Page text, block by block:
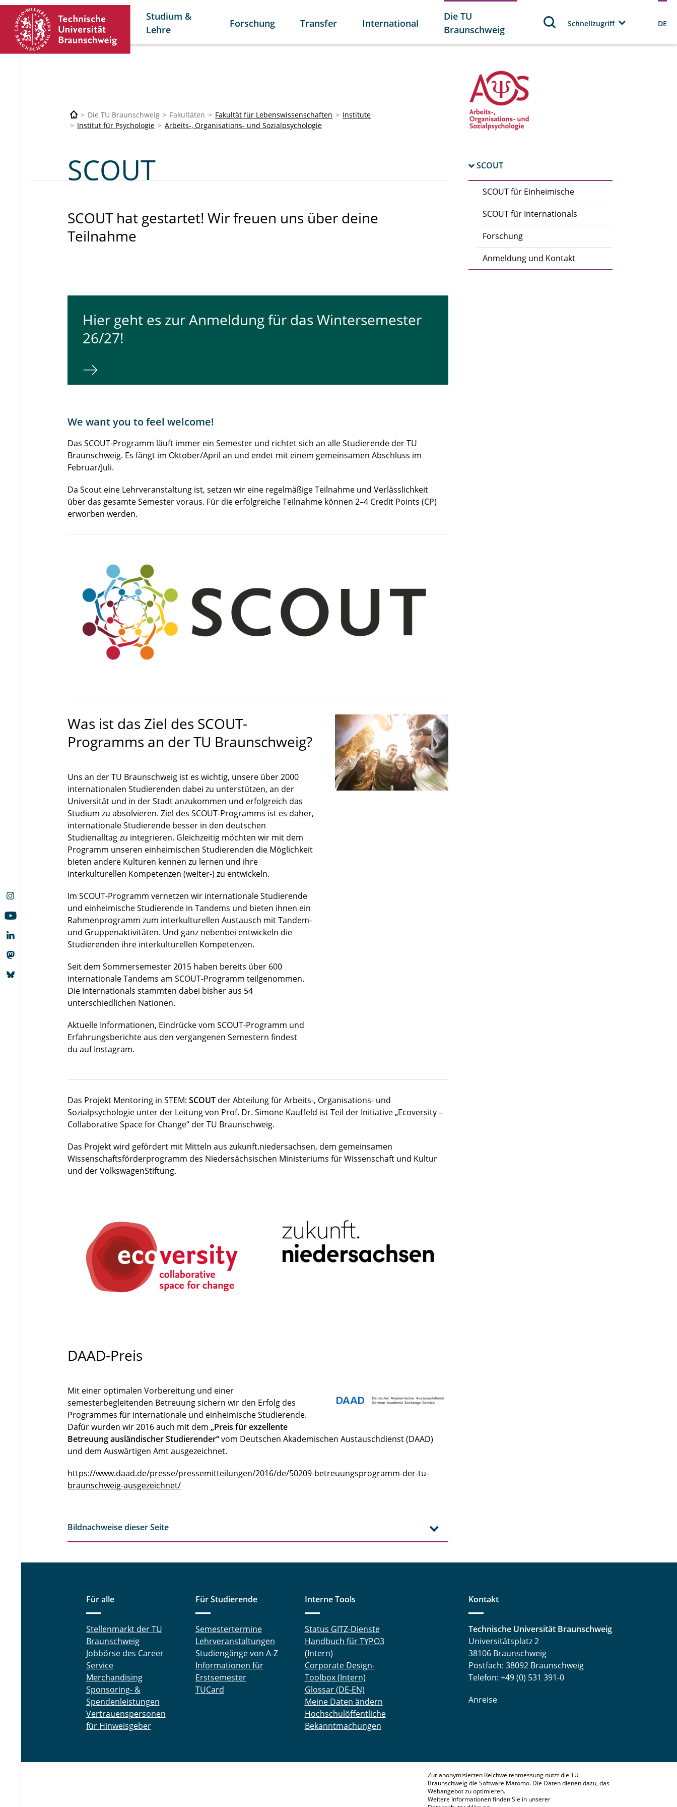
Studium &
Lehre
Forschung Transfer International
Die TU
Braunschweig
Schnellzugriff DE
Die TU Braunschweig Fakultäten Fakultät für Lebenswissenschaften
Institute
Institut für Psychologie
Arbeits-, Organisations- und Sozialpsychologie
SCOUT
SCOUT für Einheimische
SCOUT für Internationals
Forschung
Anmeldung und Kontakt
SCOUT
SCOUT hat gestartet! Wir freuen uns über deine
Teilnahme
Hier geht es zur Anmeldung für das Wintersemester
26/27!
We want you to feel welcome!
Das SCOUT-Programm läuft immer ein Semester und richtet sich an alle Studierende der TU
Braunschweig. Es fängt im Oktober/April an und endet mit einem gemeinsamen Abschluss im
Februar/Juli.
Da Scout eine Lehrveranstaltung ist, setzen wir eine regelmäßige Teilnahme und Verlässlichkeit
über das gesamte Semester voraus. Für die erfolgreiche Teilnahme können 2–4 Credit Points (CP)
erworben werden.
Was ist das Ziel des SCOUT-
Programms an der TU Braunschweig?
Uns an der TU Braunschweig ist es wichtig, unsere über 2000
internationalen Studierenden dabei zu unterstützen, an der
Universität und in der Stadt anzukommen und erfolgreich das
Studium zu absolvieren. Ziel des SCOUT-Programms ist es daher,
internationale Studierende besser in den deutschen
Studienalltag zu integrieren. Gleichzeitig möchten wir mit dem
Programm unseren einheimischen Studierenden die Möglichkeit
bieten andere Kulturen kennen zu lernen und ihre
interkulturellen Kompetenzen (weiter-) zu entwickeln.
Im SCOUT-Programm vernetzen wir internationale Studierende
und einheimische Studierende in Tandems und bieten ihnen ein
Rahmenprogramm zum interkulturellen Austausch mit Tandem-
und Gruppenaktivitäten. Und ganz nebenbei entwickeln die
Studierenden ihre interkulturellen Kompetenzen.
Seit dem Sommersemester 2015 haben bereits über 600
internationale Tandems am SCOUT-Programm teilgenommen.
Die Internationals stammten dabei bisher aus 54
unterschiedlichen Nationen.
Aktuelle Informationen, Eindrücke vom SCOUT-Programm und
Erfahrungsberichte aus den vergangenen Semestern findest
du aufInstagram.
Das Projekt Mentoring in STEM: SCOUT der Abteilung für Arbeits-, Organisations- und
Sozialpsychologie unter der Leitung von Prof. Dr. Simone Kauffeld ist Teil der Initiative „Ecoversity –
Collaborative Space for Change“ der TU Braunschweig.
Das Projekt wird gefördert mit Mitteln aus zukunft.niedersachsen, dem gemeinsamen
Wissenschaftsförderprogramm des Niedersächsischen Ministeriums für Wissenschaft und Kultur
und der VolkswagenStiftung.
DAAD-Preis
Mit einer optimalen Vorbereitung und einer
semesterbegleitenden Betreuung sichern wir den Erfolg des
Programmes für internationale und einheimische Studierende.
Dafür wurden wir 2016 auch mit dem„Preis für exzellente
Betreuung ausländischer Studierender“vom Deutschen Akademischen Austauschdienst (DAAD)
und dem Auswärtigen Amt ausgezeichnet.
https://www.daad.de/presse/pressemitteilungen/2016/de/50209-betreuungsprogramm-der-tu-
braunschweig-ausgezeichnet/
Bildnachweise dieser Seite
Für alle
Stellenmarkt der TU
Braunschweig
Jobbörse des Career
Service
Merchandising
Sponsoring- &
Spendenleistungen
Vertrauenspersonen
für Hinweisgeber
Für Studierende
Semestertermine
Lehrveranstaltungen
Studiengänge von A-Z
Informationen für
Erstsemester
TUCard
Interne Tools
Status GITZ-Dienste
Handbuch für TYPO3
(Intern)
Corporate Design-
Toolbox (Intern)
Glossar (DE-EN)
Meine Daten ändern
Hochschulöffentliche
Bekanntmachungen
Kontakt
Technische Universität Braunschweig
Universitätsplatz 2
38106 Braunschweig
Postfach: 38092 Braunschweig
Telefon: +49 (0) 531 391-0
Anreise
Zur anonymisierten Reichweitenmessung nutzt die TU
Braunschweig die Software Matomo. Die Daten dienen dazu, das
Webangebot zu optimieren.
Weitere Informationen finden Sie in unserer